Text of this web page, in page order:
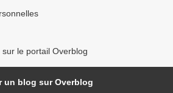
le portail Overblog
un blog sur Overblog